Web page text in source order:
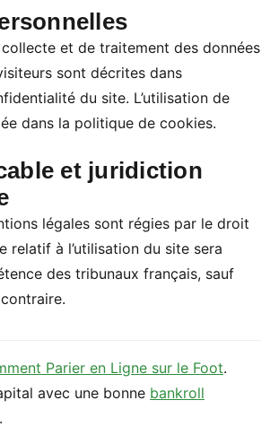
et de traitement des données
sont décrites dans
du site. L’utilisation de
dans la politique de cookies.
et juridiction
légales sont régies par le droit
relatif à l’utilisation du site sera
des tribunaux français, sauf
Parier en Ligne sur le Foot.
avec une bonne bankroll
.